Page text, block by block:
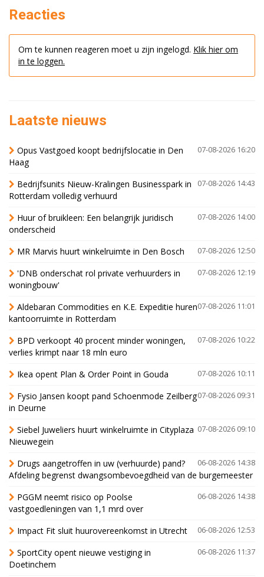
Reacties
Om te kunnen reageren moet u zijn ingelogd. Klik hier om
in te loggen.
Laatste nieuws
07-08-2026 16:20
Opus Vastgoed koopt bedrijfslocatie in Den
Haag
07-08-2026 14:43
Bedrijfsunits Nieuw-Kralingen Businesspark in
Rotterdam volledig verhuurd
07-08-2026 14:00
Huur of bruikleen: Een belangrijk juridisch
onderscheid
07-08-2026 12:50
MR Marvis huurt winkelruimte in Den Bosch
07-08-2026 12:19
'DNB onderschat rol private verhuurders in
woningbouw'
07-08-2026 11:01
Aldebaran Commodities en K.E. Expeditie huren
kantoorruimte in Rotterdam
07-08-2026 10:22
BPD verkoopt 40 procent minder woningen,
verlies krimpt naar 18 mln euro
07-08-2026 10:11
Ikea opent Plan & Order Point in Gouda
07-08-2026 09:31
Fysio Jansen koopt pand Schoenmode Zeilberg
in Deurne
07-08-2026 09:10
Siebel Juweliers huurt winkelruimte in Cityplaza
Nieuwegein
06-08-2026 14:38
Drugs aangetroffen in uw (verhuurde) pand?
Afdeling begrenst dwangsombevoegdheid van de burgemeester
06-08-2026 14:38
PGGM neemt risico op Poolse
vastgoedleningen van 1,1 mrd over
06-08-2026 12:53
Impact Fit sluit huurovereenkomst in Utrecht
06-08-2026 11:37
SportCity opent nieuwe vestiging in
Doetinchem